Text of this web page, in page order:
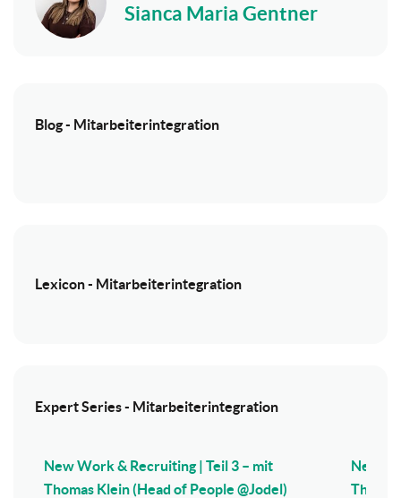
Sianca Maria Gentner
Blog - Mitarbeiterintegration
Lexicon - Mitarbeiterintegration
Expert Series - Mitarbeiterintegration
New Work & Recruiting | Teil 3 – mit
Thomas Klein (Head of People @Jodel)
New